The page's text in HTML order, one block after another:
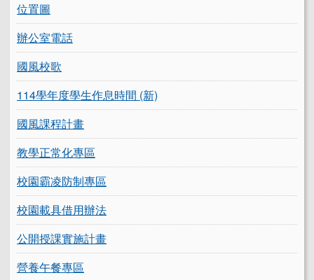
位置圖
辦公室電話
國風校歌
114學年度學生作息時間 (新)
國風課程計畫
教學正常化專區
校園霸凌防制專區
校園載具借用辦法
公開授課實施計畫
營養午餐專區